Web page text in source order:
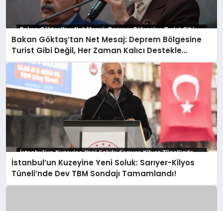
Bakan Göktaş’tan Net Mesaj: Deprem Bölgesine
Turist Gibi Değil, Her Zaman Kalıcı Destekle
Gidiyoruz!
İstanbul’un Kuzeyine Yeni Soluk: Sarıyer-Kilyos
Tüneli’nde Dev TBM Sondajı Tamamlandı!